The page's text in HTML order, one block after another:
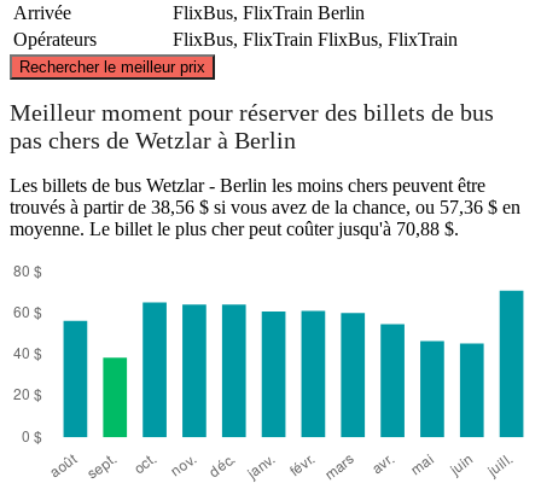
Arrivée
FlixBus, FlixTrain Berlin
Opérateurs
FlixBus, FlixTrain FlixBus, FlixTrain
Rechercher le meilleur prix
©CARTO , ©OpenStreetMapcontributors
Meilleur moment pour réserver des billets de bus
pas chers de Wetzlar à Berlin
Les billets de bus Wetzlar - Berlin les moins chers peuvent être
trouvés à partir de 38,56 $ si vous avez de la chance, ou 57,36 $ en
moyenne. Le billet le plus cher peut coûter jusqu'à 70,88 $.